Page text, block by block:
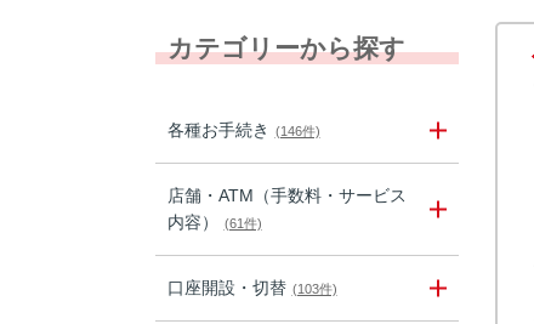
カテゴリーから探す
各種お手続き (146件)
店舗・ATM（手数料・サービス
内容）
(61件)
口座開設・切替 (103件)